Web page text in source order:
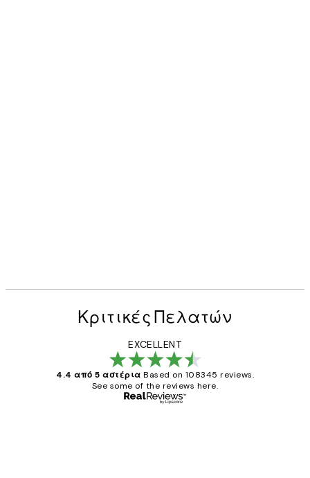
Κριτικές Πελατών
EXCELLENT
4.4 από 5 αστέρια Based on 108345 reviews.
See some of the reviews here.